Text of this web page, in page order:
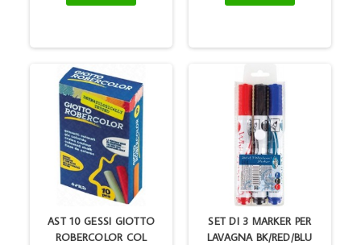
AST 10 GESSI GIOTTO
ROBERCOLOR COL
SET DI 3 MARKER PER
LAVAGNA BK/RED/BLU